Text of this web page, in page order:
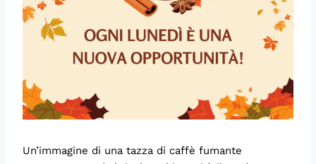
Un’immagine di una tazza di caffè fumante